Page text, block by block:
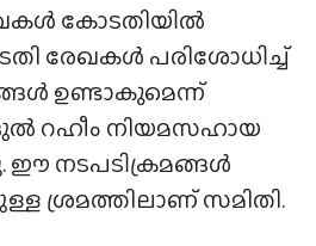
കോടതിയിൽ
രേഖകൾ പരിശോധിച്ച്
ഉണ്ടാകുമെന്ന്
റഹീം നിയമസഹായ
ഈ നടപടിക്രമങ്ങൾ
ശ്രമത്തിലാണ് സമിതി.